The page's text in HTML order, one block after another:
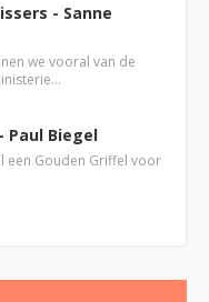
- Sanne
we vooral van de
Paul Biegel
een Gouden Griffel voor